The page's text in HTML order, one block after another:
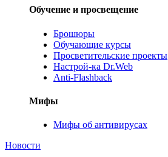
Обучение и просвещение
Брошюры
Обучающие курсы
Просветительские проекты
Настрой-ка Dr.Web
Anti-Flashback
Мифы
Мифы об антивирусах
Новости